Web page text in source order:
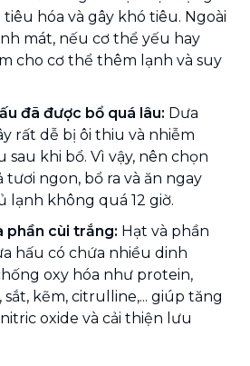
hóa và gây khó tiêu. Ngoài
mát, nếu cơ thể yếu hay
cho cơ thể thêm lạnh và suy
đã được bổ quá lâu: Dưa
rất dễ bị ôi thiu và nhiễm
sau khi bổ. Vì vậy, nên chọn
ngon, bổ ra và ăn ngay
lạnh không quá 12 giờ.
phần cùi trắng: Hạt và phần
hấu có chứa nhiều dinh
oxy hóa như protein,
sắt, kẽm, citrulline,... giúp tăng
oxide và cải thiện lưu